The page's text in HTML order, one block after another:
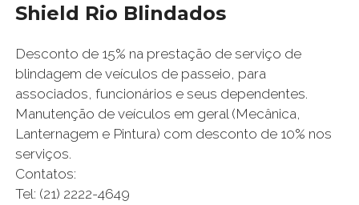
Shield Rio Blindados
Desconto de 15% na prestação de serviço de
blindagem de veículos de passeio, para
associados, funcionários e seus dependentes.
Manutenção de veículos em geral (Mecânica,
Lanternagem e Pintura) com desconto de 10% nos
serviços.
Contatos:
Tel: (21) 2222-4649